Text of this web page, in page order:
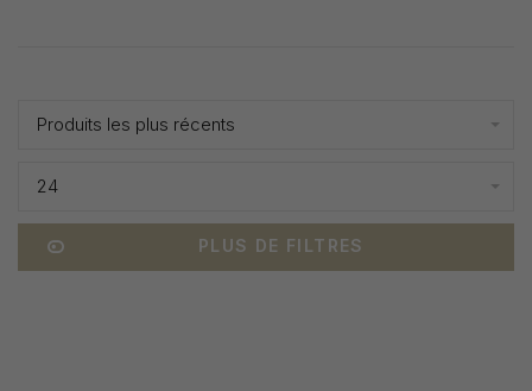
Produits les plus récents
24
PLUS DE FILTRES